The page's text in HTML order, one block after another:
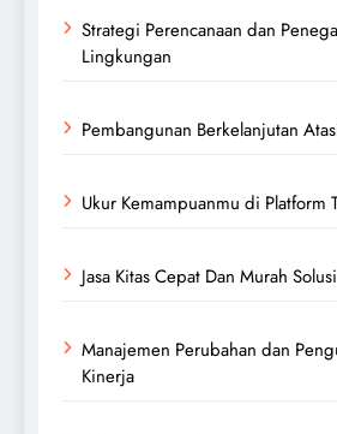
Strategi Perencanaan dan
Lingkungan
Pembangunan Berkelanjutan
Ukur Kemampuanmu di Platform
Jasa Kitas Cepat Dan Murah
Manajemen Perubahan dan
Kinerja